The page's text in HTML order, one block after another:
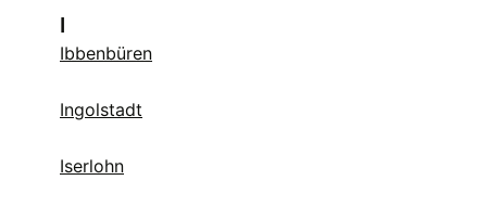
I
Ibbenbüren
Ingolstadt
Iserlohn